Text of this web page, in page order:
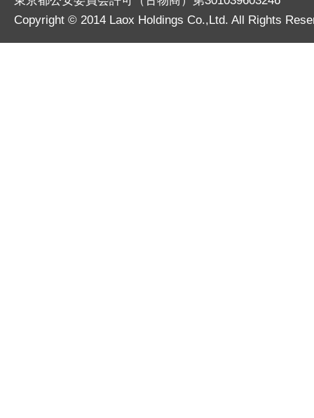
Copyright © 2014 Laox Holdings Co.,Ltd. All Rights